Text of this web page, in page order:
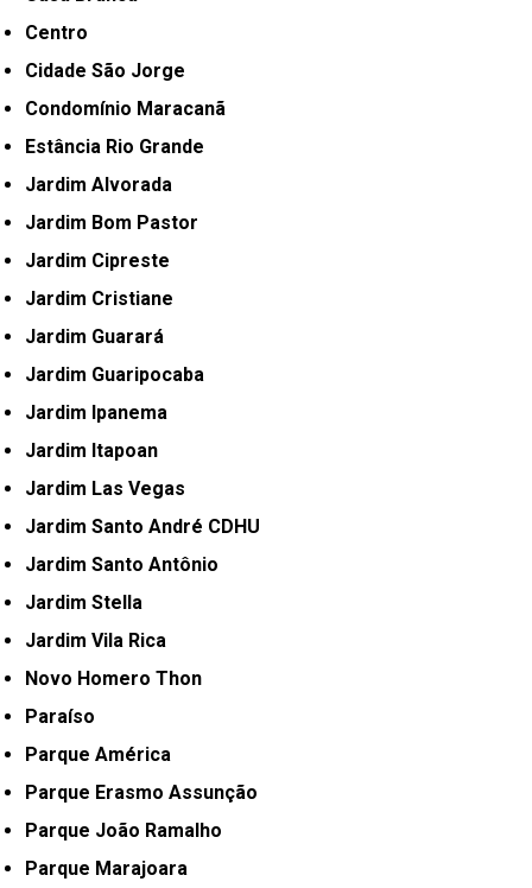
Centro
Cidade São Jorge
Condomínio Maracanã
Estância Rio Grande
Jardim Alvorada
Jardim Bom Pastor
Jardim Cipreste
Jardim Cristiane
Jardim Guarará
Jardim Guaripocaba
Jardim Ipanema
Jardim Itapoan
Jardim Las Vegas
Jardim Santo André CDHU
Jardim Santo Antônio
Jardim Stella
Jardim Vila Rica
Novo Homero Thon
Paraíso
Parque América
Parque Erasmo Assunção
Parque João Ramalho
Parque Marajoara